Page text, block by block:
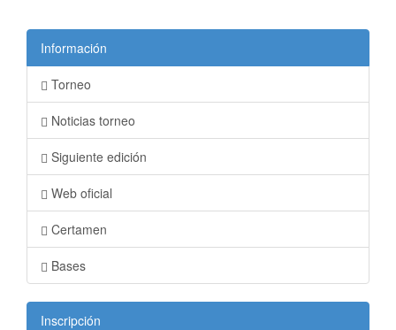
Información
Torneo
Noticias torneo
Siguiente edición
Web oficial
Certamen
Bases
Inscripción